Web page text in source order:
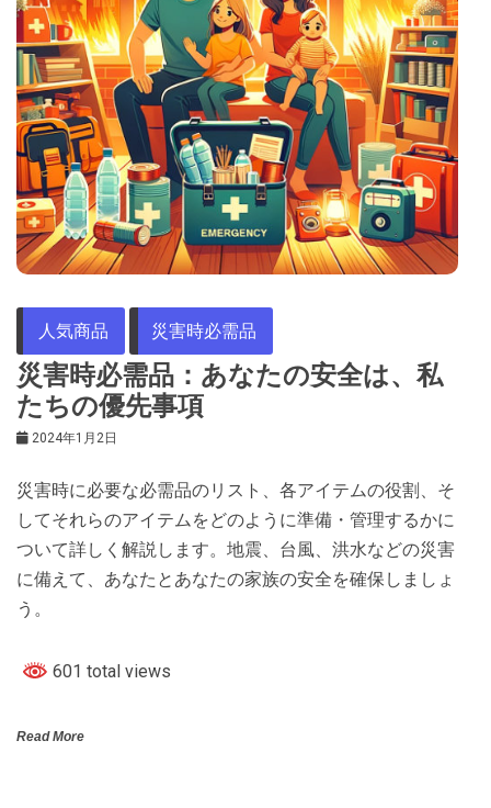
人気商品 災害時必需品
災害時必需品：あなたの安全は、私
たちの優先事項
2024年1月2日
災害時に必要な必需品のリスト、各アイテムの役割、そ
してそれらのアイテムをどのように準備・管理するかに
ついて詳しく解説します。地震、台風、洪水などの災害
に備えて、あなたとあなたの家族の安全を確保しましょ
う。
601 total views
Read More